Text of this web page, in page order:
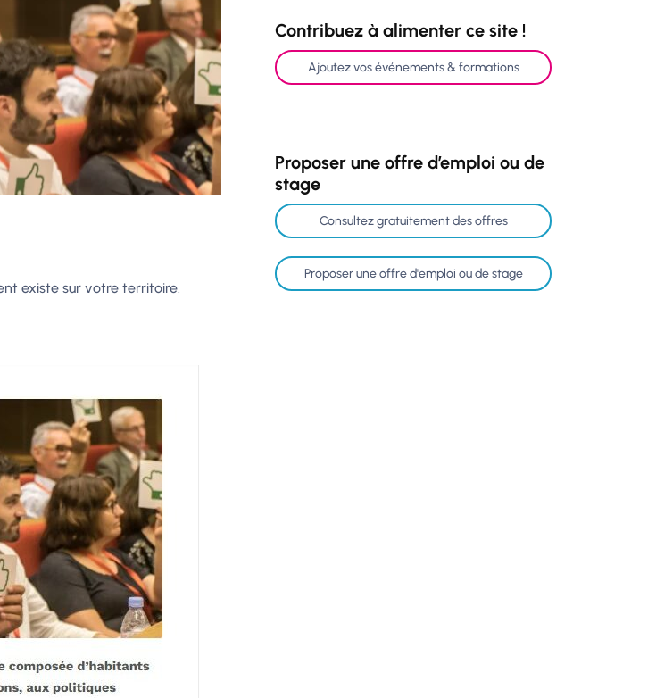
existe sur votre territoire.
Contribuez à alimenter ce site !
Ajoutez vos événements & formations
Proposer une offre d’emploi ou de
stage
Consultez gratuitement des offres
Proposer une offre d'emploi ou de stage